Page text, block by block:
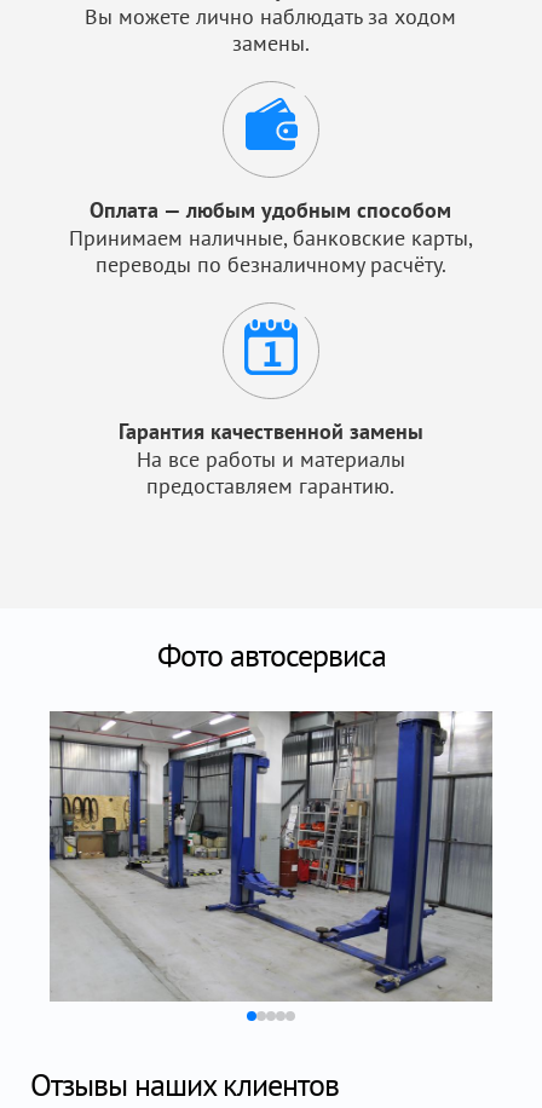
Вы можете лично наблюдать за ходом
замены.
Оплата — любым удобным способом
Принимаем наличные, банковские карты,
переводы по безналичному расчёту.
Гарантия качественной замены
На все работы и материалы
предоставляем гарантию.
Фото автосервиса
Отзывы наших клиентов